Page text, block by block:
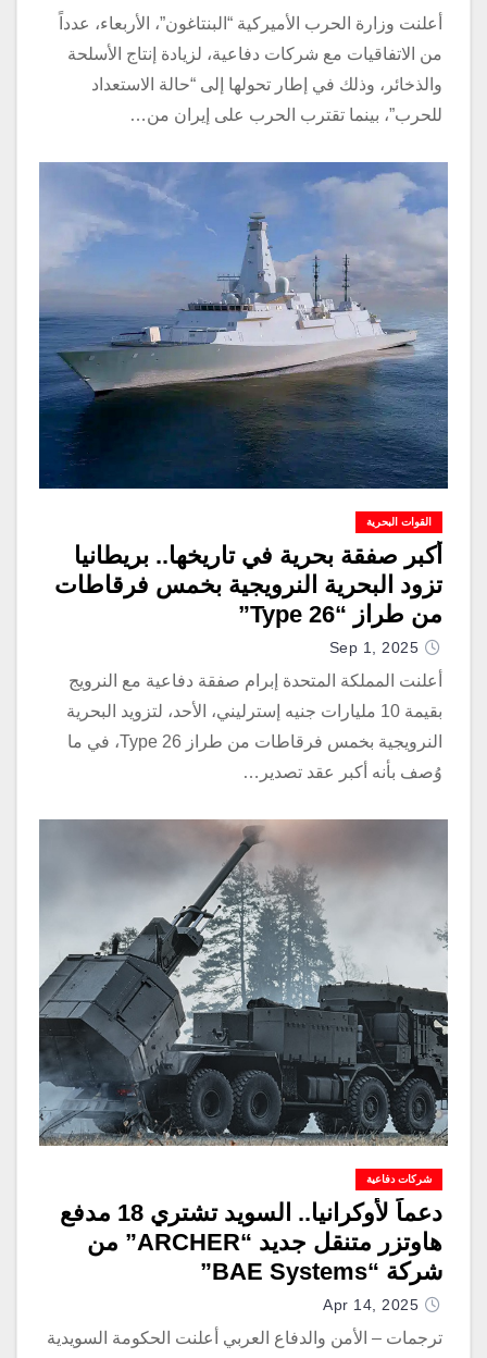
أعلنت وزارة الحرب الأميركية “البنتاغون”، الأربعاء، عدداً
من الاتفاقيات مع شركات دفاعية، لزيادة إنتاج الأسلحة
والذخائر، وذلك في إطار تحولها إلى “حالة الاستعداد
للحرب”، بينما تقترب الحرب على إيران من…
القوات البحرية
أكبر صفقة بحرية في تاريخها.. بريطانيا
تزود البحرية النرويجية بخمس فرقاطات
من طراز “Type 26”
Sep 1, 2025
أعلنت المملكة المتحدة إبرام صفقة دفاعية مع النرويج
بقيمة 10 مليارات جنيه إسترليني، الأحد، لتزويد البحرية
النرويجية بخمس فرقاطات من طراز Type 26، في ما
وُصف بأنه أكبر عقد تصدير…
شركات دفاعية
دعماً لأوكرانيا.. السويد تشتري 18 مدفع
هاوتزر متنقل جديد “ARCHER” من
شركة “BAE Systems”
Apr 14, 2025
ترجمات – الأمن والدفاع العربي أعلنت الحكومة السويدية